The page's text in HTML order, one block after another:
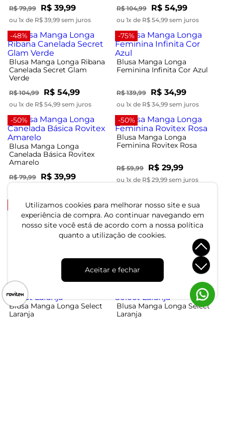
Utilizamos cookies para melhorar nosso site e sua
experiência de compra. Ao continuar navegando em
nosso site você está de acordo com a nossa política
quanto a utilização de cookies.
Aceitar e fechar
R$ 79,99 R$ 39,99
ou 1x de R$ 39,99 sem juros
R$ 104,99 R$ 54,99
ou 1x de R$ 54,99 sem juros
-48%
Blusa Manga Longa Ribana
Canelada Secret Glam
Verde
R$ 104,99 R$ 54,99
ou 1x de R$ 54,99 sem juros
-75%
Blusa Manga Longa
Feminina Infinita Cor Azul
R$ 139,99 R$ 34,99
ou 1x de R$ 34,99 sem juros
-50%
Blusa Manga Longa
Canelada Básica Rovitex
Amarelo
R$ 79,99 R$ 39,99
-50%
Blusa Manga Longa
Feminina Rovitex Rosa
R$ 59,99 R$ 29,99
ou 1x de R$ 29,99 sem juros
-57%
Blusa Manga Curta em
Viscotorcion Secret Glam
R$ 44,99
ou 1x de R$ 44,99 sem juros
-67%
Blusa Manga Longa Infinita
Cor Laranja
ou 1x de R$ 24,99 sem juros
-60%
Blusa Manga Longa Select
Laranja
Blusa Manga Longa Select
Laranja